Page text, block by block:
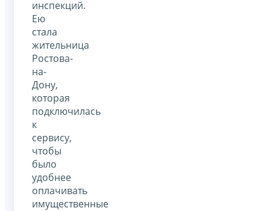
инспекций.
Ею
стала
жительница
Ростова-
на-
Дону,
которая
подключилась
к
сервису,
чтобы
было
удобнее
оплачивать
имущественные